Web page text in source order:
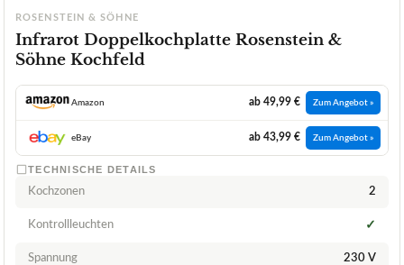
ROSENSTEIN & SÖHNE
Infrarot Doppelkochplatte Rosenstein &
Söhne Kochfeld
Amazon ab 49,99 € Zum Angebot »
eBay ab 43,99 € Zum Angebot »
TECHNISCHE DETAILS
Kochzonen 2
Kontrollleuchten ✓
Spannung 230 V